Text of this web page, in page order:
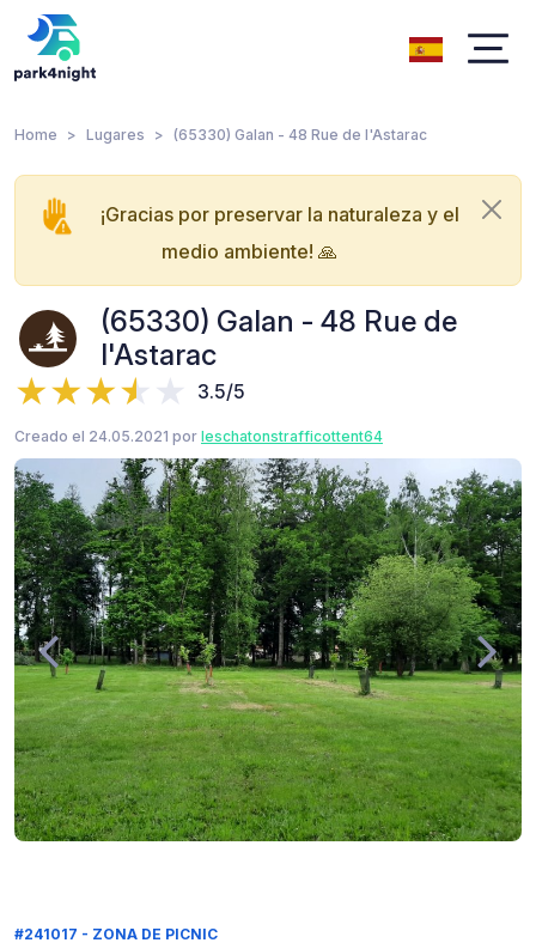
Home Lugares (65330) Galan - 48 Rue de l'Astarac
¡Gracias por preservar la naturaleza y el
medio ambiente! 🙏
(65330) Galan - 48 Rue de
l'Astarac
3.5/5
Creado el 24.05.2021 por leschatonstrafficottent64
#241017 - ZONA DE PICNIC